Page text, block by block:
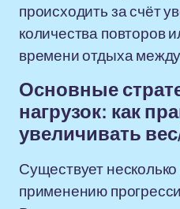
происходить за счёт
количества повторов
времени отдыха
Основные
нагрузок: как
увеличивать
Существует
применению